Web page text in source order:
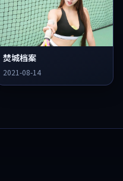
焚城档案
2021-08-14